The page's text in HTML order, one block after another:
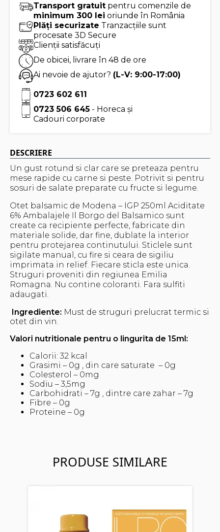
Transport gratuit pentru comenzile de
minimum 300 lei oriunde în România
Plăți securizate Tranzacțiile sunt
procesate 3D Secure
Clienții satisfăcuți
De obicei, livrare în 48 de ore
Ai nevoie de ajutor? (L-V: 9:00-17:00)
0723 602 611
0723 506 645 - Horeca și
Cadouri corporate
DESCRIERE
Un gust rotund si clar care se preteaza pentru
mese rapide cu carne si peste. Potrivit si pentru
sosuri de salate preparate cu fructe si legume.
Otet balsamic de Modena – IGP 250ml Aciditate
6% Ambalajele Il Borgo del Balsamico sunt
create ca recipiente perfecte, fabricate din
materiale solide, dar fine, dublate la interior
pentru protejarea continutului. Sticlele sunt
sigilate manual, cu fire si ceara de sigiliu
imprimata in relief. Fiecare sticla este unica.
Struguri proveniti din regiunea Emilia
Romagna. Nu contine coloranti. Fara sulfiti
adaugati.
Ingrediente: Must de struguri prelucrat termic si
otet din vin.
Valori nutritionale pentru o lingurita de 15ml:
Calorii: 32 kcal
Grasimi – 0g , din care saturate – 0g
Colesterol – 0mg
Sodiu – 3,5mg
Carbohidrati – 7g , dintre care zahar – 7g
Fibre – 0g
Proteine – 0g
PRODUSE SIMILARE